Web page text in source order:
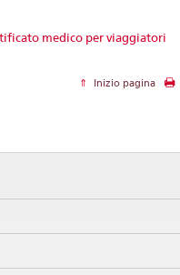
medico per viaggiatori
Inizio pagina